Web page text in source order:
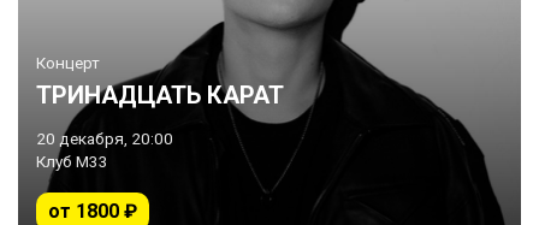
Концерт
ТРИНАДЦАТЬ КАРАТ
20 декабря, 20:00
Клуб М33
от 1800 ₽